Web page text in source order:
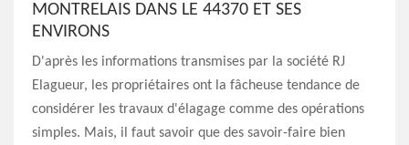
MONTRELAIS DANS LE 44370 ET SES
ENVIRONS
D'après les informations transmises par la société RJ
Elagueur, les propriétaires ont la fâcheuse tendance de
considérer les travaux d'élagage comme des opérations
simples. Mais, il faut savoir que des savoir-faire bien